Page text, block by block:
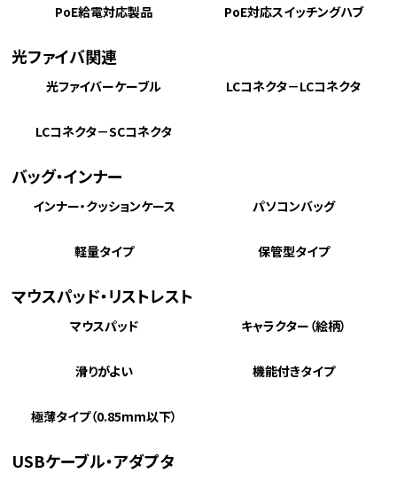
PoE給電対応製品 PoE対応スイッチングハブ
光ファイバ関連
光ファイバーケーブル LCコネクタ－LCコネクタ
LCコネクタ－SCコネクタ
バッグ・インナー
インナー・クッションケース パソコンバッグ
軽量タイプ 保管型タイプ
マウスパッド・リストレスト
マウスパッド キャラクター（絵柄）
滑りがよい 機能付きタイプ
極薄タイプ（0.85mm以下）
USBケーブル・アダプタ